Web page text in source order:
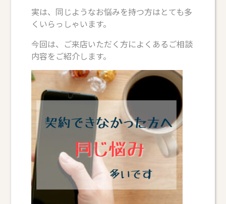
実は、同じようなお悩みを持つ方はとても多
くいらっしゃいます。
今回は、ご来店いただく方によくあるご相談
内容をご紹介します。